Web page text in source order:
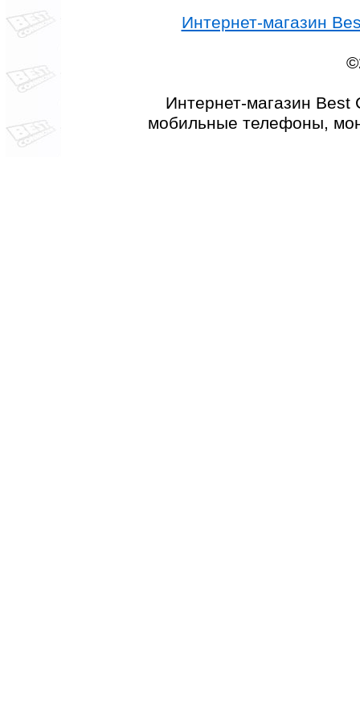
Интернет-магазин
Интернет-магазин Best
мобильные телефоны,